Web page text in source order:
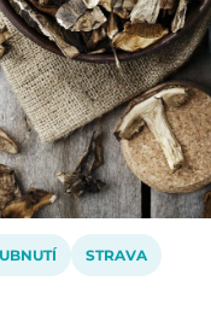
STRAVA